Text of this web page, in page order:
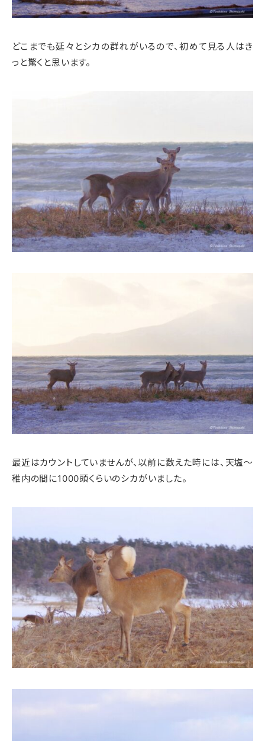
どこまでも延々とシカの群れがいるので、初めて見る人はき
っと驚くと思います。
最近はカウントしていませんが、以前に数えた時には、天塩～
稚内の間に1000頭くらいのシカがいました。